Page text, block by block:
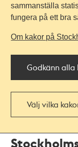
sammanställa
fungera på ett bra
Om kakor på
Godkänn alla
Välj vilka